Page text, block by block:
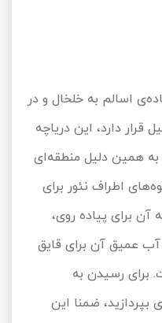
اسالم به خلخال و در
قرار دارد، این دریاچه
به همین دلیل منطقه‌ای
اطراف نئور برای
آن برای پیاده روی،
عمیق آن برای قایق
برای رسیدن به
بپردازید، ضمنا این